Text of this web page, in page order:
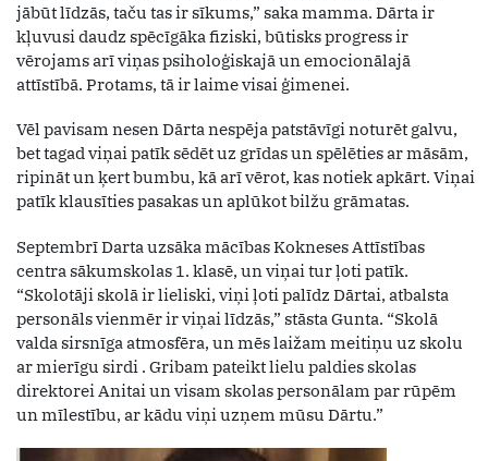
jābūt līdzās, taču tas ir sīkums,” saka mamma. Dārta ir
kļuvusi daudz spēcīgāka fiziski, būtisks progress ir
vērojams arī viņas psiholoģiskajā un emocionālajā
attīstībā. Protams, tā ir laime visai ģimenei.
Vēl pavisam nesen Dārta nespēja patstāvīgi noturēt galvu,
bet tagad viņai patīk sēdēt uz grīdas un spēlēties ar māsām,
ripināt un ķert bumbu, kā arī vērot, kas notiek apkārt. Viņai
patīk klausīties pasakas un aplūkot bilžu grāmatas.
Septembrī Darta uzsāka mācības Kokneses Attīstības
centra sākumskolas 1. klasē, un viņai tur ļoti patīk.
“Skolotāji skolā ir lieliski, viņi ļoti palīdz Dārtai, atbalsta
personāls vienmēr ir viņai līdzās,” stāsta Gunta. “Skolā
valda sirsnīga atmosfēra, un mēs laižam meitiņu uz skolu
ar mierīgu sirdi . Gribam pateikt lielu paldies skolas
direktorei Anitai un visam skolas personālam par rūpēm
un mīlestību, ar kādu viņi uzņem mūsu Dārtu.”